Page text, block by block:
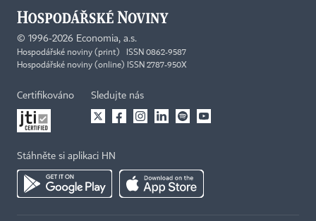
© 1996-2026 Economia, a.s.
Hospodářské noviny (print) ISSN 0862-9587
Hospodářské noviny (online) ISSN 2787-950X
Certifikováno Sledujte nás
Stáhněte si aplikaci HN